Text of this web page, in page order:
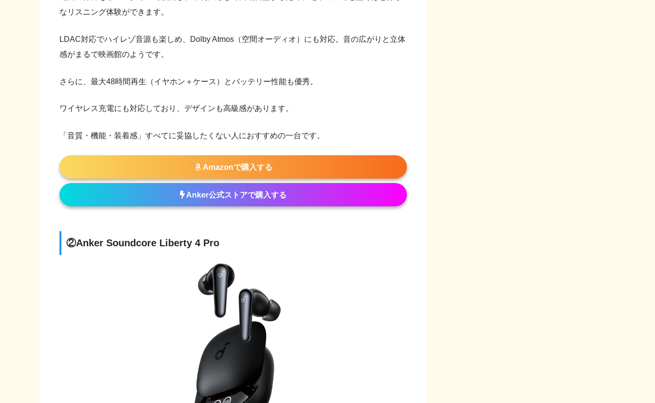
なリスニング体験ができます。
LDAC対応でハイレゾ音源も楽しめ、Dolby Atmos（空間オーディオ）にも対応。音の広がりと立体
感がまるで映画館のようです。
さらに、最大48時間再生（イヤホン＋ケース）とバッテリー性能も優秀。
ワイヤレス充電にも対応しており、デザインも高級感があります。
「音質・機能・装着感」すべてに妥協したくない人におすすめの一台です。
Amazonで購入する
Anker公式ストアで購入する
②Anker Soundcore Liberty 4 Pro